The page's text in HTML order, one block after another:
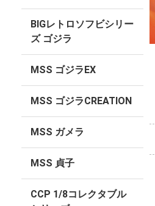
BIGレトロソフビシリー
ズ ゴジラ
MSS ゴジラEX
MSS ゴジラCREATION
MSS ガメラ
MSS 貞子
CCP 1/8コレクタブル